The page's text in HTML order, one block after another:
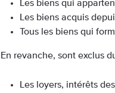
Les biens qui
Les biens acquis
Tous les biens qui
En revanche, sont exclus
Les loyers, intérêts